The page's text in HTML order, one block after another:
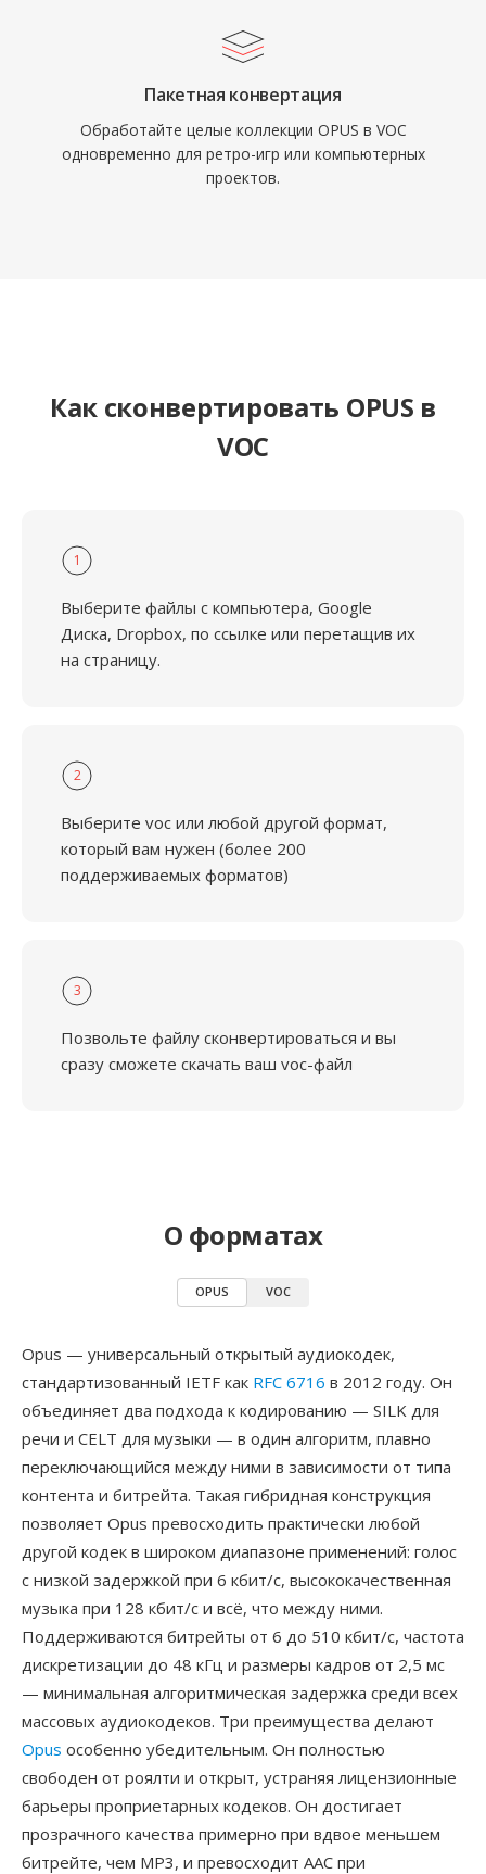
Пакетная конвертация
Обработайте целые коллекции OPUS в VOC
одновременно для ретро-игр или компьютерных
проектов.
Как сконвертировать OPUS в
VOC
1
Выберите файлы с компьютера, Google
Диска, Dropbox, по ссылке или перетащив их
на страницу.
2
Выберите voc или любой другой формат,
который вам нужен (более 200
поддерживаемых форматов)
3
Позвольте файлу сконвертироваться и вы
сразу сможете скачать ваш voc-файл
О форматах
OPUS VOC
Opus — универсальный открытый аудиокодек,
стандартизованный IETF как RFC 6716 в 2012 году. Он
объединяет два подхода к кодированию — SILK для
речи и CELT для музыки — в один алгоритм, плавно
переключающийся между ними в зависимости от типа
контента и битрейта. Такая гибридная конструкция
позволяет Opus превосходить практически любой
другой кодек в широком диапазоне применений: голос
с низкой задержкой при 6 кбит/с, высококачественная
музыка при 128 кбит/с и всё, что между ними.
Поддерживаются битрейты от 6 до 510 кбит/с, частота
дискретизации до 48 кГц и размеры кадров от 2,5 мс
— минимальная алгоритмическая задержка среди всех
массовых аудиокодеков. Три преимущества делают
Opus особенно убедительным. Он полностью
свободен от роялти и открыт, устраняя лицензионные
барьеры проприетарных кодеков. Он достигает
прозрачного качества примерно при вдвое меньшем
битрейте, чем MP3, и превосходит AAC при